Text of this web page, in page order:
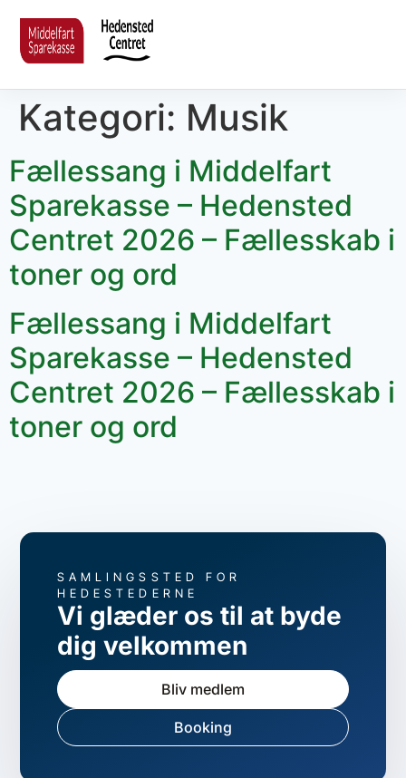
Kategori: Musik
Fællessang i Middelfart
Sparekasse – Hedensted
Centret 2026 – Fællesskab i
toner og ord
Fællessang i Middelfart
Sparekasse – Hedensted
Centret 2026 – Fællesskab i
toner og ord
SAMLINGSSTED FOR
HEDESTEDERNE
Vi glæder os til at byde
dig velkommen
Bliv medlem
Booking